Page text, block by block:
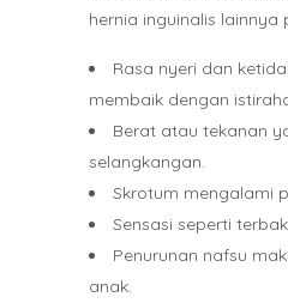
hernia inguinalis lainnya
Rasa nyeri dan
membaik dengan
Berat atau tekanan
selangkangan.
Skrotum mengalami
Sensasi seperti
Penurunan nafsu
anak.